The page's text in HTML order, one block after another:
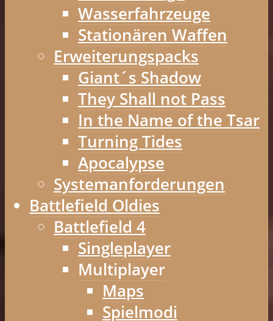
Wasserfahrzeuge
Stationären Waffen
Erweiterungspacks
Giant´s Shadow
They Shall not Pass
In the Name of the Tsar
Turning Tides
Apocalypse
Systemanforderungen
Battlefield Oldies
Battlefield 4
Singleplayer
Multiplayer
Maps
Spielmodi